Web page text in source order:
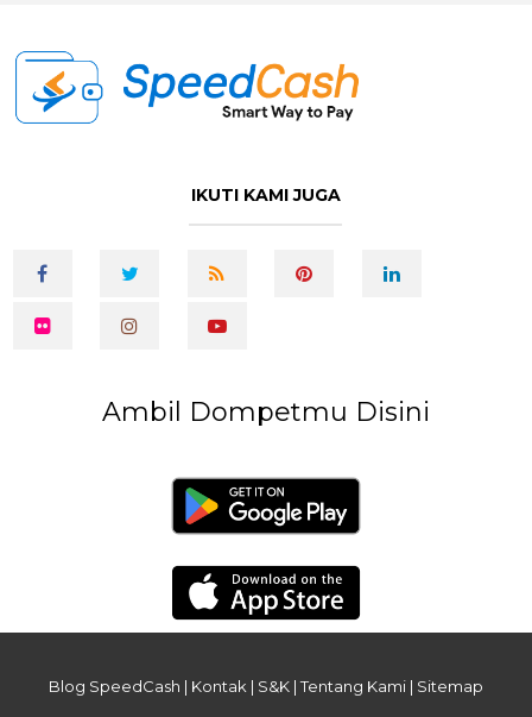
IKUTI KAMI JUGA
Ambil Dompetmu Disini
Blog SpeedCash | Kontak | S&K |Tentang Kami | Sitemap